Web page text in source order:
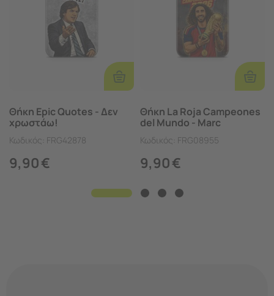
Επιλογές
Θήκη Epic Quotes - Δεν
χρωστάω!
Κωδικός: FRG42878
9,90€
Θήκη La Roja Campeones
del Mundo - Marc
Κωδικός: FRG08955
9,90€